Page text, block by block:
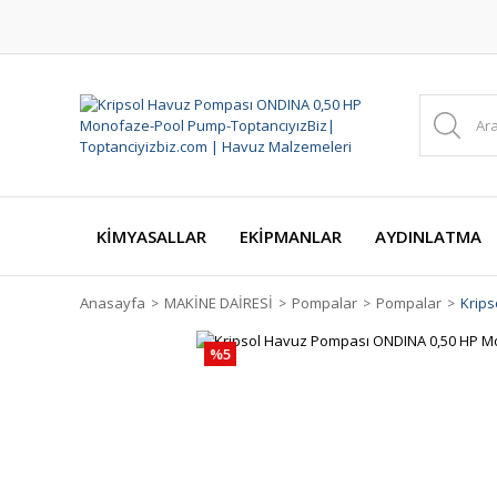
KİMYASALLAR EKİPMANLAR AYDINLATMA
Anasayfa MAKİNE DAİRESİ Pompalar Pompalar
%5